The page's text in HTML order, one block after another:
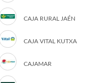
CAJA RURAL JAÉN
CAJA VITAL KUTXA
CAJAMAR